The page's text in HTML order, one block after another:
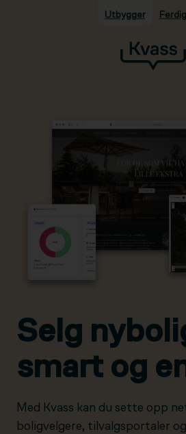
Hopp til hovedinnhold
Utbygger
Selg
smart og
Med Kvass kan du sette opp
boligvelgere, tilvalgsportaler